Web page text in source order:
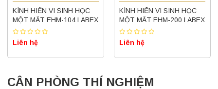
KÍNH HIỂN VI SINH HỌC
MỘT MẮT EHM-104 LABEX
Liên hệ
KÍNH HIỂN VI SINH HỌC
MỘT MẮT EHM-200 LABEX
Liên hệ
CÂN PHÒNG THÍ NGHIỆM